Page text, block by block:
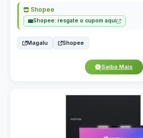
Shopee
Shopee: resgate o cupom aqui
Magalu Shopee
Saiba Mais